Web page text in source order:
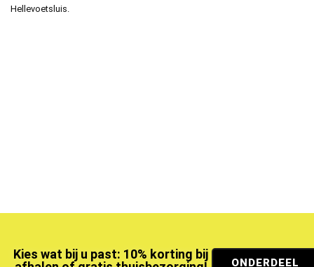
Hellevoetsluis.
Kies wat bij u past: 10% korting bij
ONDERDEEL